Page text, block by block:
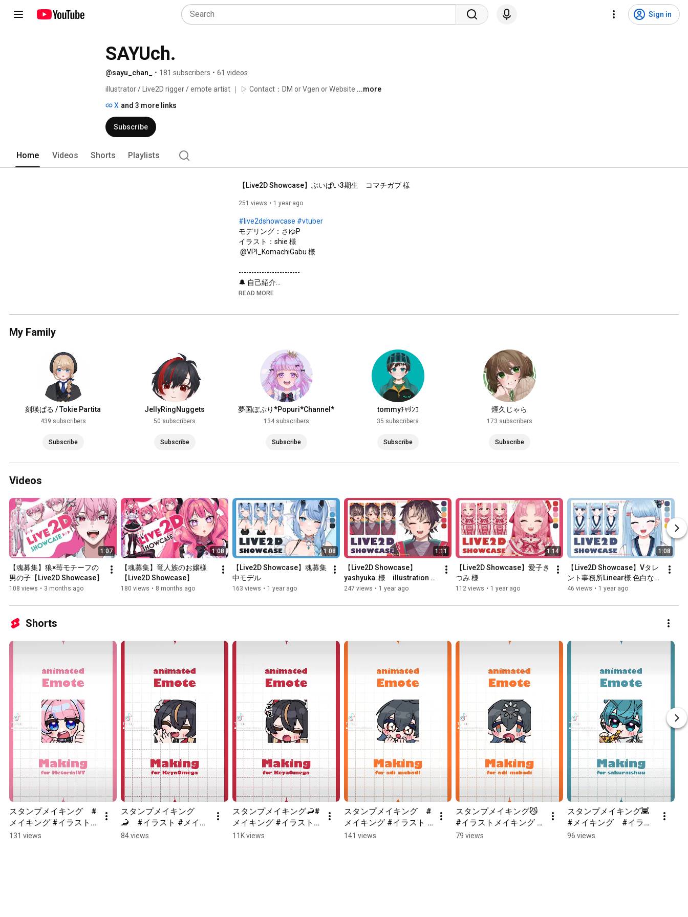
Sign in
SAYUch.
@sayu_chan_ • 181 subscribers • 61 videos
illustrator / Live2D rigger / emote artist ｜ ▷ Contact：DM or Vgen or Website ...more
X and 3 more links
Subscribe
Home Videos Shorts Playlists
【Live2D Showcase】ぶいぱい3期生　コマチガブ 様
251 views 1 year ago
#live2dshowcase #vtuber
モデリング：さゆP
イラスト：shie 様
@VPI_KomachiGabu 様
------------------------
🔔 自己紹介
------------------------
綺麗目なイラストとSDキャラが得意です！
😼 さゆPのリンク一覧
------------------------
Twitter : https://x.com/to_yu_san
webサイト : https://sayu-p-site.studio.site/
------------------------
📧 お問い合わせ
------------------------
上記またはTwitterDMあてにお気軽にご連絡くださいませ！
READ MORE
My Family
刻瑛ぱる / Tokie Partita
439 subscribers
Subscribe
JellyRingNuggets
50 subscribers
Subscribe
夢国ぽぷり*Popuri*Channel*
134 subscribers
Subscribe
tommyﾁｬﾘﾝｺ
35 subscribers
Subscribe
煙久じゃら
173 subscribers
Subscribe
Videos
1:07
【魂募集】狼×苺モチーフの
男の子【Live2D Showcase】
108 views • 3 months ago
1:08
【魂募集】竜人族のお嬢様
【Live2D Showcase】
180 views • 8 months ago
1:08
【Live2D Showcase】魂募集
中モデル
163 views • 1 year ago
1:11
【Live2D Showcase】
yashyuka  様　illustration
&Live2D Rigging
247 views • 1 year ago
1:14
【Live2D Showcase】愛子き
つみ 様
112 views • 1 year ago
1:08
【Live2D Showcase】Vタレ
ント事務所Linear様 色白な海
洋モチーフの女の子
46 views • 1 year ago
Shorts
スタンプメイキング　#
メイキング #イラスト
メイキング #イラスト
131 views
スタンプメイキング
🦂　#イラスト #メイキ
ング #イラストメイキ
84 views
スタンプメイキング🦂#
メイキング #イラスト
メイキング #イラスト
11K views
スタンプメイキング　#
メイキング #イラスト #
イラストメイキング #
141 views
スタンプメイキング😼
#イラストメイキング #
イラスト #shorts
79 views
スタンプメイキング👾
#メイキング　#イラス
ト #イラストメイキン
96 views